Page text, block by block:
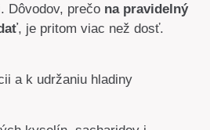
Dôvodov, prečo na pravidelný
, je pritom viac než dosť.
a k udržaniu hladiny